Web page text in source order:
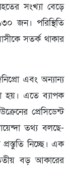
সংখ্যা বেড়ে
জন। পরিস্থিতি
সতর্ক থাকার
এবং অন্যান্য
হয়। এতে ব্যাপক
প্রেসিডেন্ট
তথ্য বলছে-
নিচ্ছে। এক
বড় আকারের